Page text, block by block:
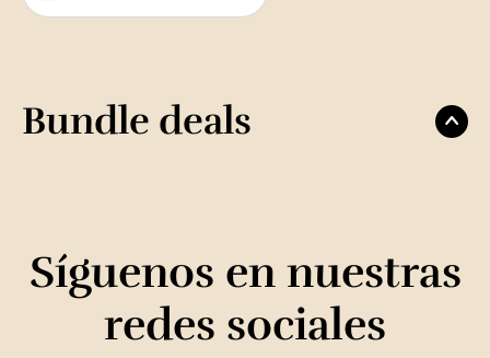
Bundle deals
Síguenos en nuestras
redes sociales